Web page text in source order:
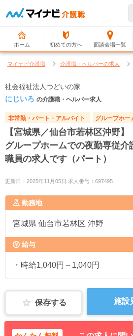
ホーム 初めての方へ 面談会場一覧
マイナビ介護職 介護職・ヘルパーの求人
社会福祉法人つどいの家
にじいろ の介護職・ヘルパー求人
非常勤・パート・アルバイト グループホー
【宮城県／仙台市若林区沖野】
グループホームでの夜勤専従介
職員の求人です（パート）
更新日：2025年11月05日 求人番号：697495
勤務地
宮城県 仙台市若林区 沖野
給与
・時給1,040円～1,040円
保存する 施設